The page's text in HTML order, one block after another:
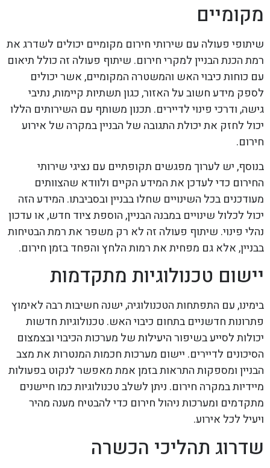
מקומיים
שיתופי פעולה עם שירותי חירום מקומיים יכולים לשדרג את
רמת הכנת הבניין למקרי חירום. שיתוף פעולה זה כולל תיאום
עם כוחות כיבוי האש והמשטרה המקומיים, אשר יכולים
לספק מידע חשוב על האזור, כגון תשתיות קיימות, נתיבי
גישה, ודרכי פינוי לדיירים. תכנון משותף עם השירותים הללו
יכול לחזק את יכולת התגובה של הבניין במקרה של אירוע
חירום.
בנוסף, יש לערוך מפגשים תקופתיים עם נציגי שירותי
החירום כדי לעדכן את המידע הקיים ולוודא שהצוותים
מעודכנים בכל השינויים שחלו בבניין ובסביבתו. המידע הזה
יכול לכלול שינויים במבנה הבניין, הוספת ציוד חדש, או עדכון
נהלי פינוי. שיתוף פעולה זה לא רק משפר את רמת הבטיחות
בבניין, אלא גם מפחית את רמות הלחץ והפחד בזמן חירום.
יישום טכנולוגיות מתקדמות
בימינו, עם התפתחות הטכנולוגיה, ישנה חשיבות רבה לאימוץ
פתרונות חדשניים בתחום כיבוי האש. טכנולוגיות חדשות
יכולות לסייע בשיפור היעילות של מערכות הכיבוי ובצמצום
הסיכונים לדיירים. יישום מערכות חכמות המנטרות את מצב
הבניין ומספקות התראות בזמן אמת מאפשר לנקוט בפעולות
מיידיות במקרה חירום. ניתן לשלב טכנולוגיות כמו חיישנים
מתקדמים ומערכות ניהול חירום כדי להבטיח מענה מהיר
ויעיל לכל אירוע.
שדרוג תהליכי הכשרה